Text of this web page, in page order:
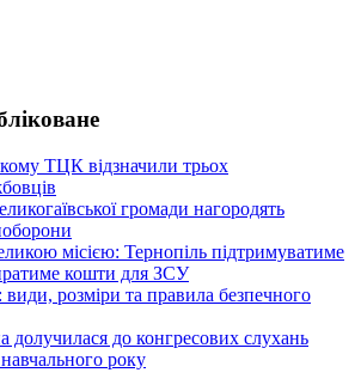
ТЦК відзначили трьох
громади нагородять
місією: Тернопіль підтримуватиме
кошти для ЗСУ
види, розміри та правила безпечного
долучилася до конгресових слухань
року